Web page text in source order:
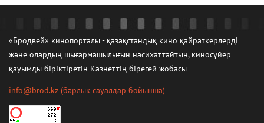
«Бродвей» кинопорталы - қазақстандық кино қайраткерлерді
және олардың шығармашылығын насихаттайтын, киносүйер
қауымды біріктіретін Казнеттің бірегей жобасы
info@brod.kz (барлық сауалдар бойынша)